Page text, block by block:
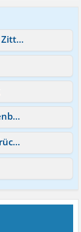
Verstopfung als Auslösung für heftiges Zittern? Wer hat Rat?
CT - Angst vor Spätfolgen durch Strahlenbelastung
Strahlenbelastung bei Fisch & Meeresfrüchte